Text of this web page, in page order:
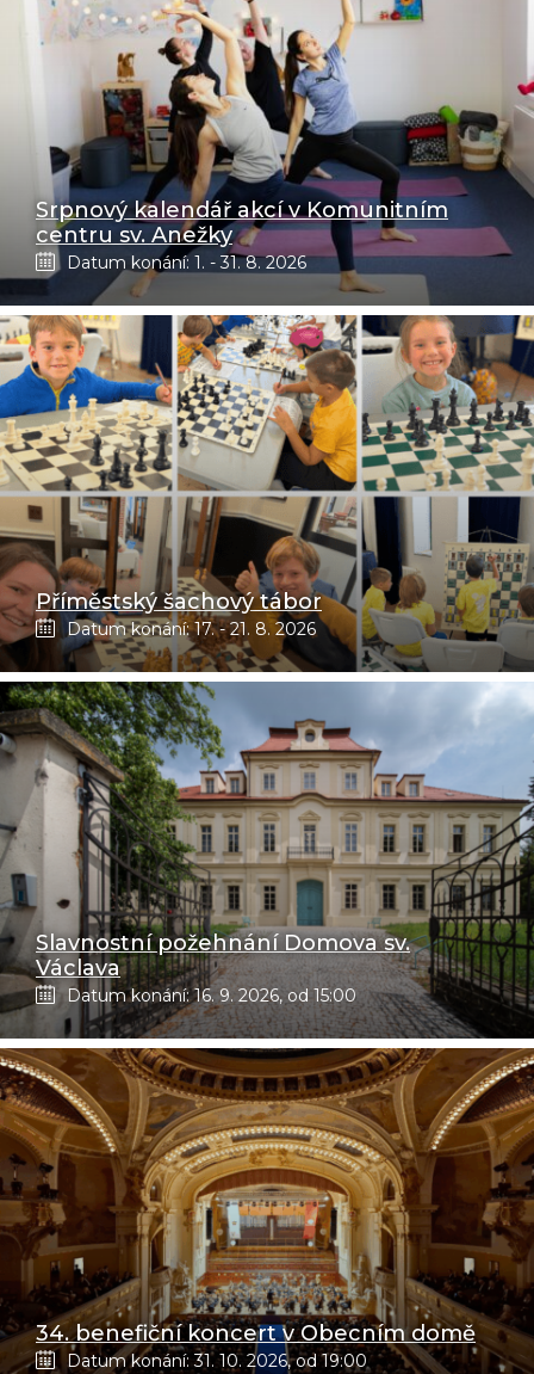
Srpnový kalendář akcí v Komunitním
centru sv. Anežky
Datum konání: 1. - 31. 8. 2026
Příměstský šachový tábor
Datum konání: 17. - 21. 8. 2026
Slavnostní požehnání Domova sv.
Václava
Datum konání: 16. 9. 2026, od 15:00
34. benefiční koncert v Obecním domě
Datum konání: 31. 10. 2026, od 19:00